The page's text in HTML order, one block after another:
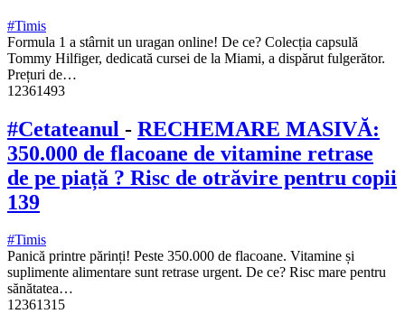
#Timis
Formula 1 a stârnit un uragan online! De ce? Colecția capsulă
Tommy Hilfiger, dedicată cursei de la Miami, a dispărut fulgerător.
Prețuri de…
12361493
#Cetateanul - RECHEMARE MASIVĂ:
350.000 de flacoane de vitamine retrase
de pe piață ? Risc de otrăvire pentru copii
139
#Timis
Panică printre părinți! Peste 350.000 de flacoane. Vitamine și
suplimente alimentare sunt retrase urgent. De ce? Risc mare pentru
sănătatea…
12361315